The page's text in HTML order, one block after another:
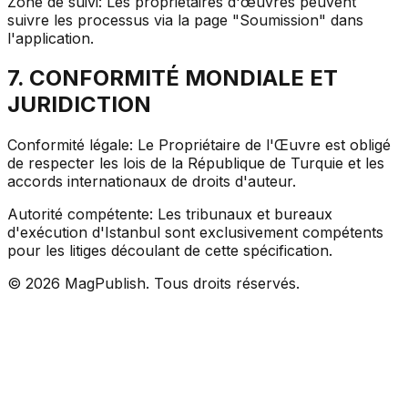
suivre les processus via la page "Soumission" dans
l'application.
7. CONFORMITÉ MONDIALE ET
JURIDICTION
Conformité légale: Le Propriétaire de l'Œuvre est obligé
de respecter les lois de la République de Turquie et les
accords internationaux de droits d'auteur.
Autorité compétente: Les tribunaux et bureaux
d'exécution d'Istanbul sont exclusivement compétents
pour les litiges découlant de cette spécification.
© 2026 MagPublish. Tous droits réservés.